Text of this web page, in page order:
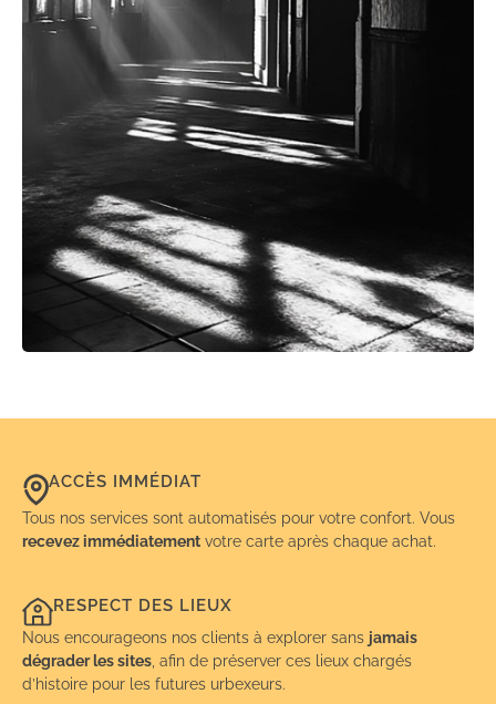
ACCÈS IMMÉDIAT
Tous nos services sont automatisés pour votre confort. Vous
recevez immédiatement votre carte après chaque achat.
RESPECT DES LIEUX
Nous encourageons nos clients à explorer sans jamais
dégrader les sites , afin de préserver ces lieux chargés
d’histoire pour les futures urbexeurs.